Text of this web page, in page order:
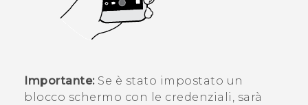
Importante:Se è stato impostato un
blocco schermo con le credenziali, sarà